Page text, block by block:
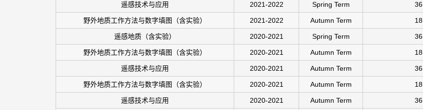
遥感技术与应用 2021-2022 Spring Term 36
野外地质工作方法与数字填图（含实验） 2021-2022 Autumn Term 18
遥感地质（含实验） 2020-2021 Spring Term 36
野外地质工作方法与数字填图（含实验） 2020-2021 Autumn Term 18
遥感技术与应用 2020-2021 Autumn Term 36
野外地质工作方法与数字填图（含实验） 2020-2021 Autumn Term 18
遥感技术与应用 2020-2021 Autumn Term 36